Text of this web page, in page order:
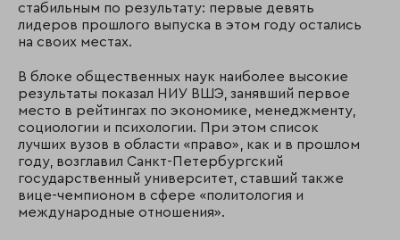
стабильным по результату: первые девять
лидеров прошлого выпуска в этом году остались
на своих местах.
В блоке общественных наук наиболее высокие
результаты показал НИУ ВШЭ, занявший первое
место в рейтингах по экономике, менеджменту,
социологии и психологии. При этом список
лучших вузов в области «право», как и в прошлом
году, возглавил Санкт-Петербургский
государственный университет, ставший также
вице-чемпионом в сфере «политология и
международные отношения».